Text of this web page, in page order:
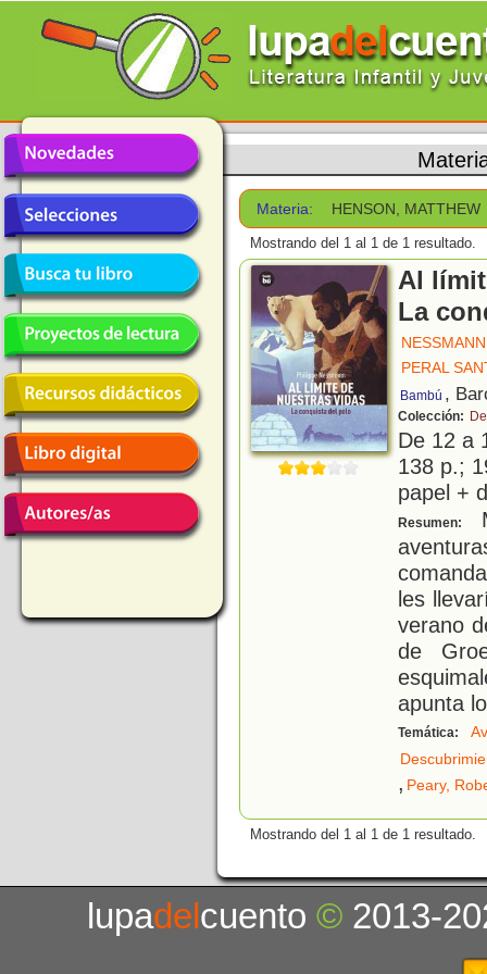
Materia: HENSON, MATTHEW
Mostrando del 1 al 1 de 1 resultado.
Al
La
PERAL
Bambú ,
Colección:
De 12 a
138 p.;
papel +
Resumen:
les
verano
de
apunta
Temática:
, Peary,
Mostrando del 1 al 1 de 1 resultado.
lupadelcuento© 2013-